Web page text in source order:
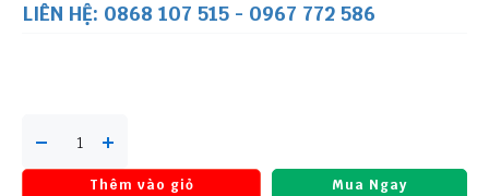
LIÊN HỆ: 0868 107 515 - 0967 772 586
Thêm vào giỏ Mua Ngay